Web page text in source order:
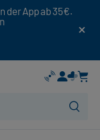
der App ab 35€.